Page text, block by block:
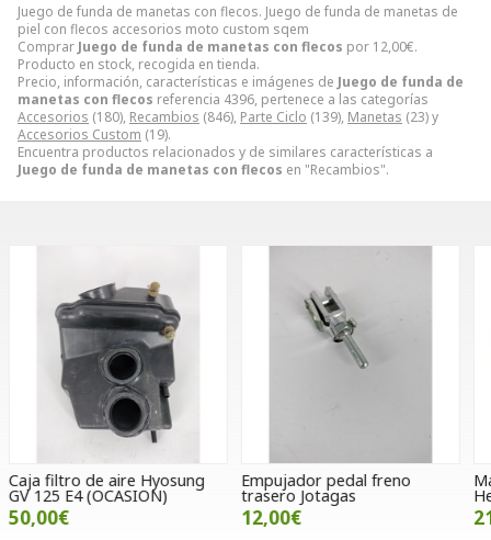
Juego de funda de manetas con flecos. Juego de funda de manetas de
piel con flecos accesorios moto custom sqem
Comprar Juego de funda de manetas con flecos por 12,00€.
Producto en stock, recogida en tienda.
Precio, información, características e imágenes de Juego de funda de
manetas con flecos referencia 4396, pertenece a las categorías
Accesorios (180), Recambios (846), Parte Ciclo (139), Manetas (23) y
Accesorios Custom (19).
Encuentra productos relacionados y de similares características a
Juego de funda de manetas con flecos en "Recambios".
Empujador pedal freno
trasero Jotagas
12,00€
Maneta de embrague larga
Hebo plata
21,00€